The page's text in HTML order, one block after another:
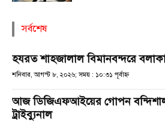
সর্বশেষ
হযরত শাহজালাল বিমানবন্দরে
শনিবার, আগস্ট ৮, ২০২৬; সময় : ১০:৩১ পূর্বাহ্ণ
আজ ডিজিএফআইয়ের গোপন বন্দিশালা
ট্রাইব্যুনাল